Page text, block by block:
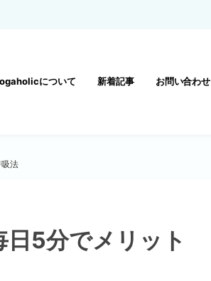
について 新着記事 お問い合わせ
法
5分でメリット